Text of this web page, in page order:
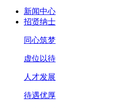
新闻中心
招贤纳士
同心筑梦
虚位以待
人才发展
待遇优厚